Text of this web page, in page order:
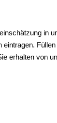
in
eintragen.
erhalten von